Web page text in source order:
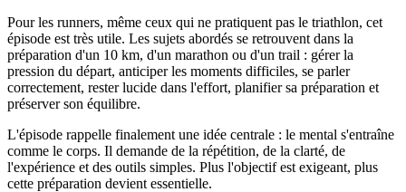
Pour les runners, même ceux qui ne pratiquent pas le triathlon, cet
épisode est très utile. Les sujets abordés se retrouvent dans la
préparation d'un 10 km, d'un marathon ou d'un trail : gérer la
pression du départ, anticiper les moments difficiles, se parler
correctement, rester lucide dans l'effort, planifier sa préparation et
préserver son équilibre.
L'épisode rappelle finalement une idée centrale : le mental s'entraîne
comme le corps. Il demande de la répétition, de la clarté, de
l'expérience et des outils simples. Plus l'objectif est exigeant, plus
cette préparation devient essentielle.